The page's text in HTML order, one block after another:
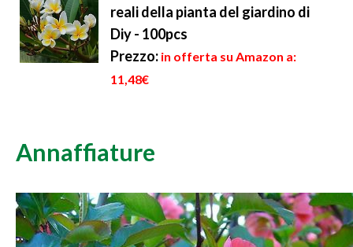
reali della pianta del giardino di
Diy - 100pcs
Prezzo: in offerta su Amazon a:
11,48€
Annaffiature